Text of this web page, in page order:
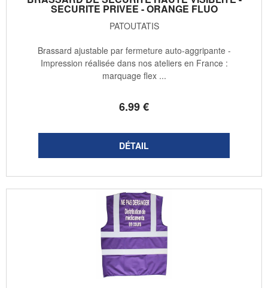
SECURITE PRIVEE - ORANGE FLUO
PATOUTATIS
6.99€
Brassard ajustable par fermeture auto-aggripante -
Impression réalisée dans nos ateliers en France :
marquage flex ...